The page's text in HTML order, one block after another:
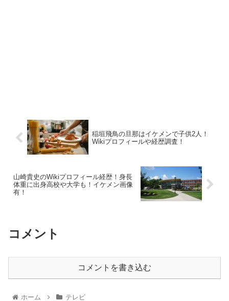
稲垣飛鳥の旦那はイケメンで子供2人！
Wikiプロフィールや経歴調査！
山崎貴史のWikiプロフィール経歴！身長
体重に出身高校や大学も！イケメン画像
有！
コメント
コメントを書き込む
ホーム テレビ